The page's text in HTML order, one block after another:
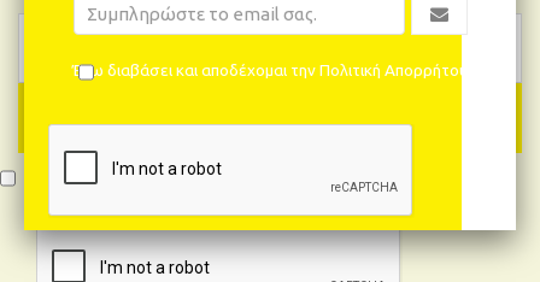
Έχω διαβάσει και αποδέχομαι την Πολιτική Απορρήτου
Έχω διαβάσει και αποδέχομαι την Πολιτική Απορρήτου